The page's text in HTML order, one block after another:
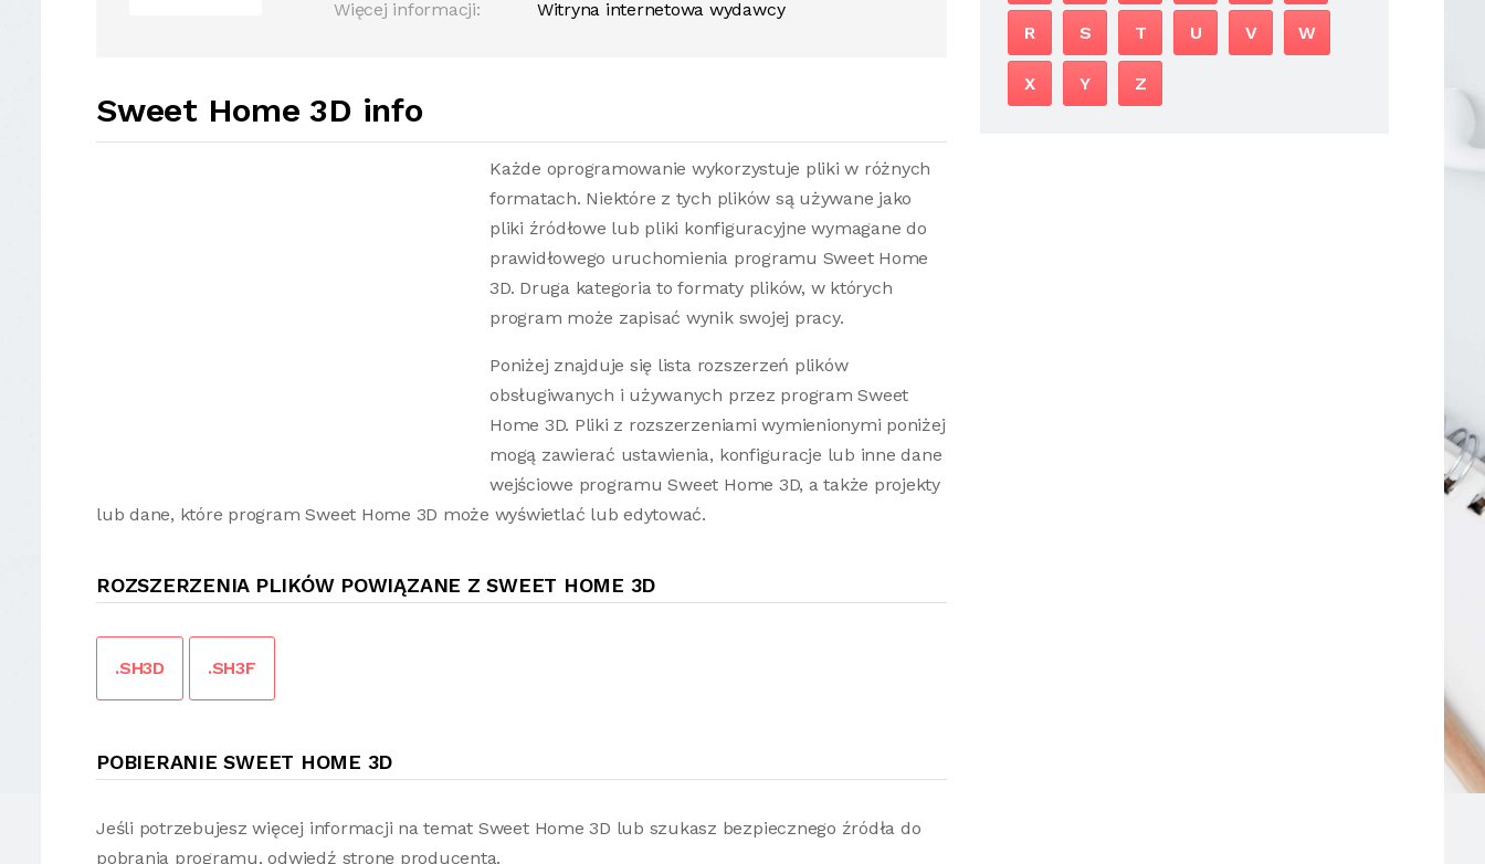
Więcej informacji:
Witryna internetowa wydawcy
Sweet Home 3D info
Każde oprogramowanie wykorzystuje pliki w różnych
formatach. Niektóre z tych plików są używane jako
pliki źródłowe lub pliki konfiguracyjne wymagane do
prawidłowego uruchomienia programu Sweet Home
3D. Druga kategoria to formaty plików, w których
program może zapisać wynik swojej pracy.
Poniżej znajduje się lista rozszerzeń plików
obsługiwanych i używanych przez program Sweet
Home 3D. Pliki z rozszerzeniami wymienionymi poniżej
mogą zawierać ustawienia, konfiguracje lub inne dane
wejściowe programu Sweet Home 3D, a także projekty
lub dane, które program Sweet Home 3D może wyświetlać lub edytować.
ROZSZERZENIA PLIKÓW POWIĄZANE Z SWEET HOME 3D
.SH3D .SH3F
POBIERANIE SWEET HOME 3D
Jeśli potrzebujesz więcej informacji na temat Sweet Home 3D lub szukasz bezpiecznego źródła do
pobrania programu, odwiedź stronę producenta.
R S T U V W
X Y Z